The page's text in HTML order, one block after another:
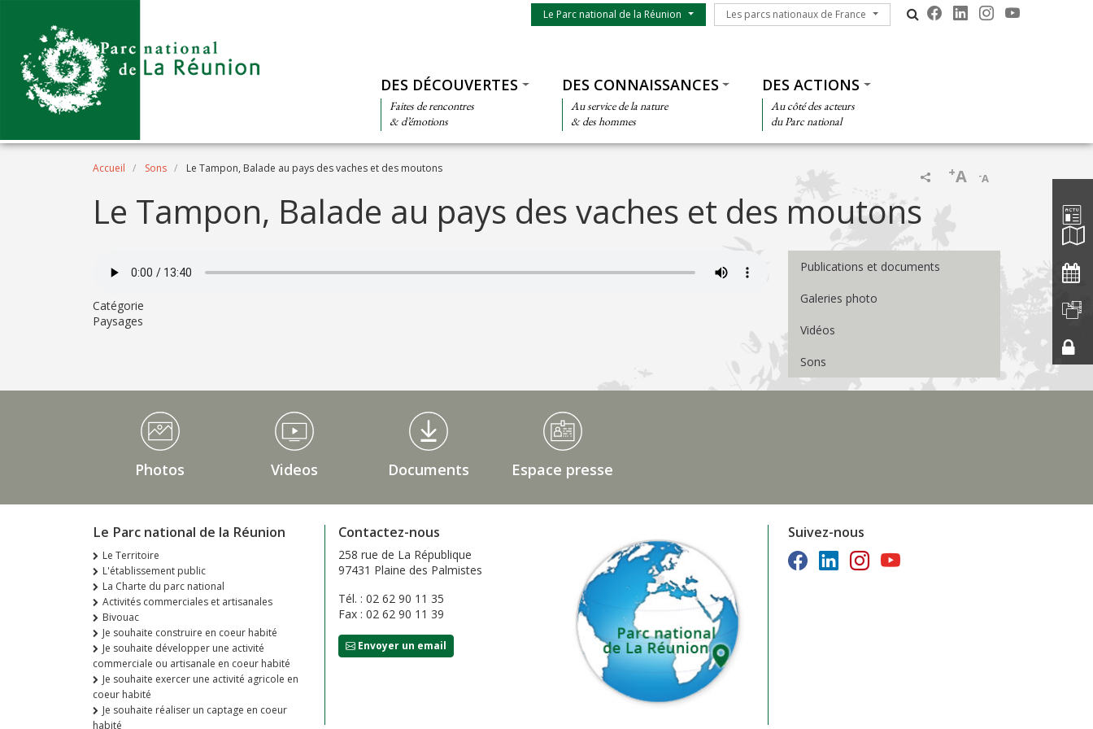
Menu du parc
Le Parc national de la Réunion Les parcs nationaux de France
Les parcs nationaux de France
DES DÉCOUVERTES
Faites de rencontres
& d’émotions
DES CONNAISSANCES
Au service de la nature
& des hommes
DES ACTIONS
Au côté des acteurs
du Parc national
Fil d'Ariane
Accueil Sons Le Tampon, Balade au pays des vaches et des moutons
-A
+A
Le Tampon, Balade au pays des vaches et des moutons
Catégorie
Paysages
Menu Médiathèque
Publications et documents
Galeries photo
Vidéos
Sons
Médiathèque Footer
Photos Videos Documents Espace presse
Le Parc national de la Réunion
Le Territoire
L'établissement public
La Charte du parc national
Activités commerciales et artisanales
Bivouac
Je souhaite construire en coeur habité
Je souhaite développer une activité
commerciale ou artisanale en coeur habité
Je souhaite exercer une activité agricole en
coeur habité
Je souhaite réaliser un captage en coeur
habité
Contactez-nous
258 rue de La République
97431 Plaine des Palmistes
Tél. : 02 62 90 11 35
Fax : 02 62 90 11 39
Envoyer un email
Suivez-nous